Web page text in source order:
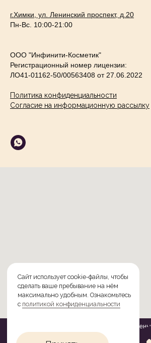
г.Химки, ул. Ленинский проспект, д.20
Пн-Вс. 10:00-21:00
ООО "Инфинити-Косметик"
Регистрационный номер лицензии:
ЛО41-01162-50/00563408 от 27.06.2022
Политика конфиденциальности
Согласие на информационную рассылку
Сайт разработан
© 2026 Все права защищены